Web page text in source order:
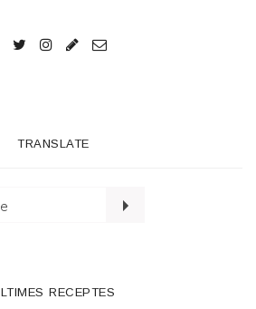
TRANSLATE
RECEPTES